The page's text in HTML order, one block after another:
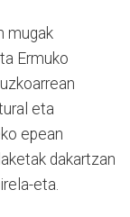
mugak
Ermuko
eta
epean
dakartzan
eta.